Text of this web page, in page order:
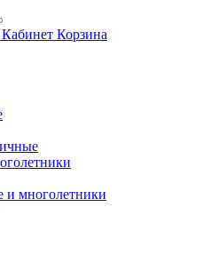
Кабинет Корзина
и многолетники